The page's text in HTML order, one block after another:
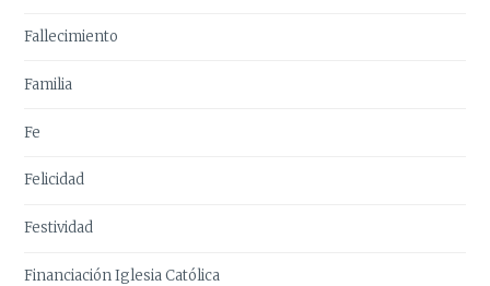
Fallecimiento
Familia
Fe
Felicidad
Festividad
Financiación Iglesia Católica